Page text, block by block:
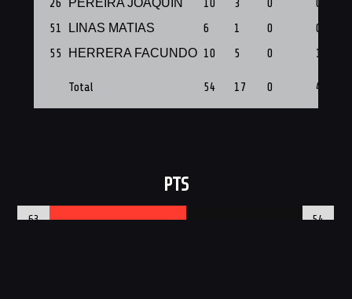
26
PEREIRA JOAQUIN 10 3 0
0
51
LINAS MATIAS 6 1 0
0
55
HERRERA FACUNDO 10 5 0 1
Total 54 17 0 4
PTS
63 54